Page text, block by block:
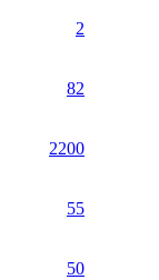
2
82
2200
55
50